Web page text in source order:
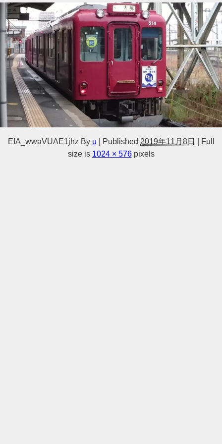
EIA_wwaVUAE1jhz By u Published 2019年11月8日
Full
size is 1024 × 576pixels